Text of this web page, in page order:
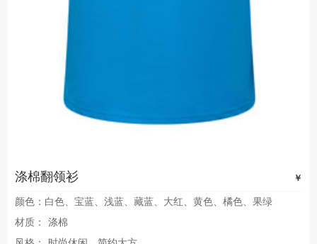
涤棉翻领衫 ￥
颜色：白色、宝蓝、浅蓝、藏蓝、大红、黄色、橘色、果绿
材质：
涤棉